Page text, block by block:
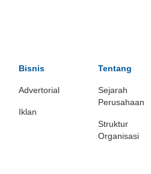
Bisnis
Advertorial
Iklan
Tentang
Sejarah
Perusahaan
Struktur
Organisasi